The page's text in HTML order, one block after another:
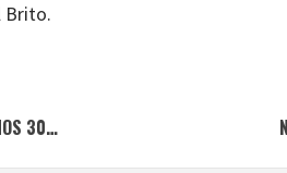
Brito.
30…